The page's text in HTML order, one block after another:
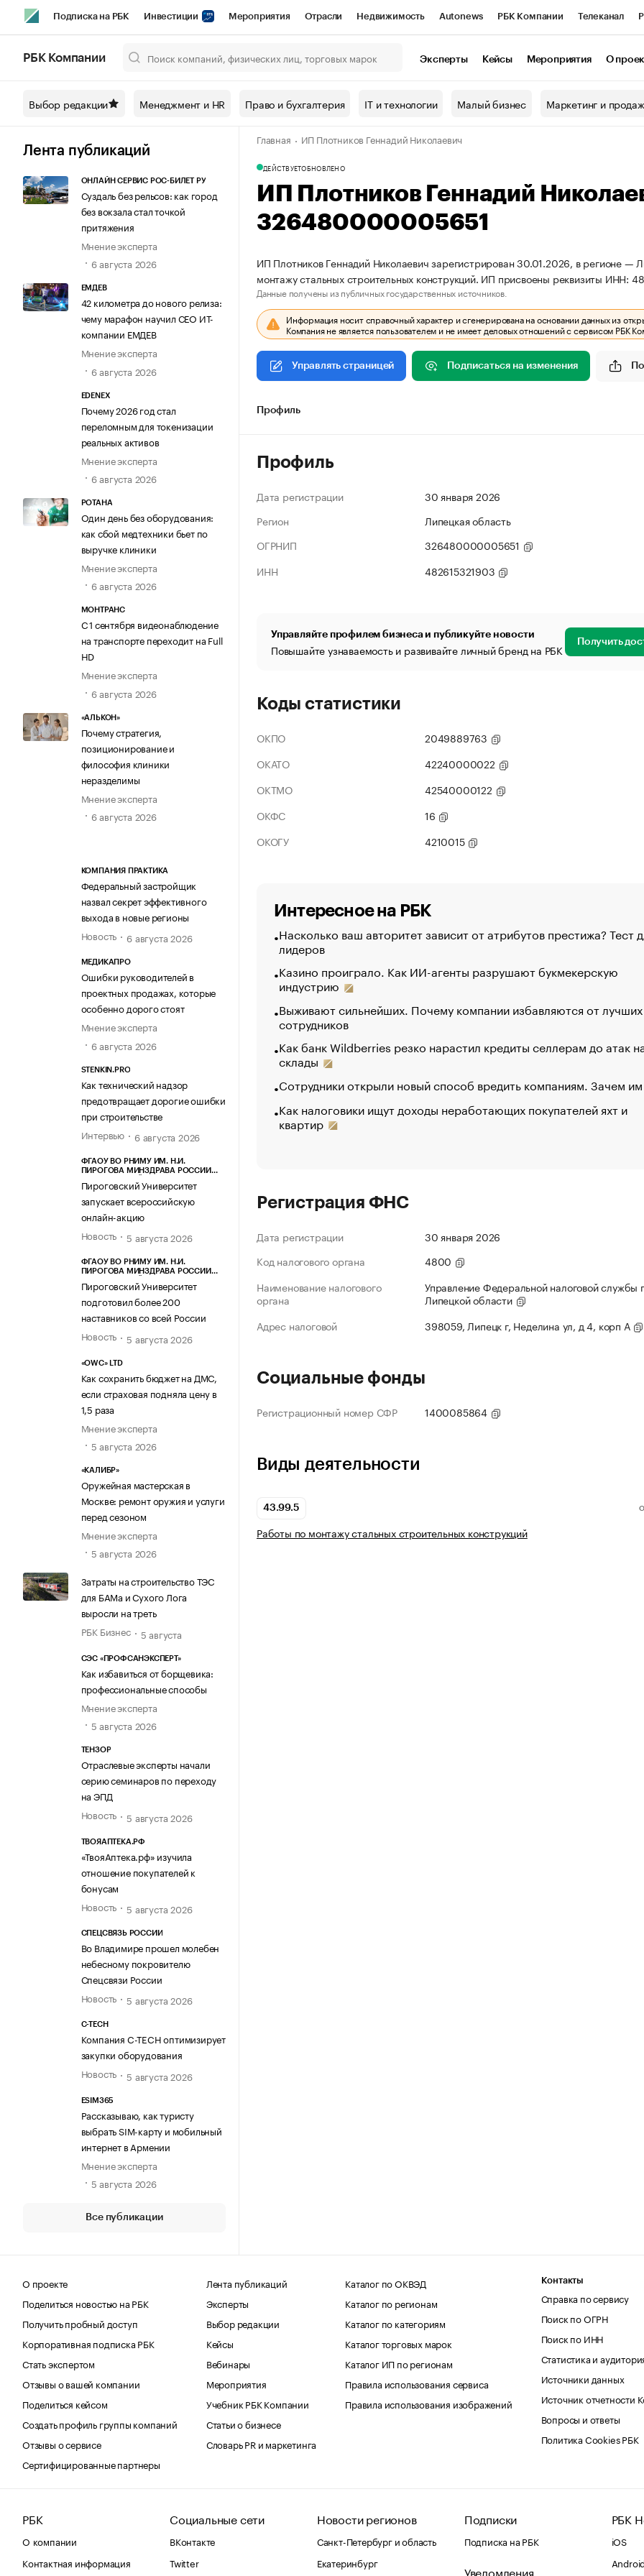
Подписка на РБК Инвестиции Мероприятия Отрасли Недвижимость Autonews РБК Компании Телеканал
Спецпроекты СПб Конференции СПб Спецпроекты Проверка контрагентов
Технологии и медиа Рынок наличной валюты
РБК Компании Эксперты Кейсы Мероприятия О
Выбор редакции Менеджмент и HR Право и бухгалтерия IT и технологии Малый бизнес Маркетинг и
Лента публикаций
ОНЛАЙН СЕРВИС РОС-БИЛЕТ РУ
Суздаль без рельсов: как город
без вокзала стал точкой
притяжения
Мнение эксперта
6 августа 2026
ЕМДЕВ
42 километра до нового релиза:
чему марафон научил СЕО ИТ-
компании ЕМДЕВ
Мнение эксперта
6 августа 2026
EDENEX
Почему 2026 год стал
переломным для токенизации
реальных активов
Мнение эксперта
6 августа 2026
РОТАНА
Один день без оборудования:
как сбой медтехники бьет по
выручке клиники
Мнение эксперта
6 августа 2026
МОНТРАНС
С 1 сентября видеонаблюдение
на транспорте переходит на Full
HD
Мнение эксперта
6 августа 2026
«АЛЬКОН»
Почему стратегия,
позиционирование и
философия клиники
неразделимы
Мнение эксперта
6 августа 2026
КОМПАНИЯ ПРАКТИКА
Федеральный застройщик
назвал секрет эффективного
выхода в новые регионы
Новость
6 августа 2026
МЕДИКАПРО
Ошибки руководителей в
проектных продажах, которые
особенно дорого стоят
Мнение эксперта
6 августа 2026
STENKIN.PRO
Как технический надзор
предотвращает дорогие ошибки
при строительстве
Интервью
6 августа 2026
ФГАОУ ВО РНИМУ ИМ. Н.И.
ПИРОГОВА МИНЗДРАВА РОССИИ
Пироговский Университет
запускает всероссийскую
онлайн-акцию
Новость
5 августа 2026
ФГАОУ ВО РНИМУ ИМ. Н.И.
ПИРОГОВА МИНЗДРАВА РОССИИ
Пироговский Университет
подготовил более 200
наставников со всей России
Новость
5 августа 2026
«OWC» LTD
Как сохранить бюджет на ДМС,
если страховая подняла цену в
1,5 раза
Мнение эксперта
5 августа 2026
«КАЛИБР»
Оружейная мастерская в
Москве: ремонт оружия и услуги
перед сезоном
Мнение эксперта
5 августа 2026
Затраты на строительство ТЭС
для БАМа и Сухого Лога
выросли на треть
РБК Бизнес
5 августа
СЭС «ПРОФСАНЭКСПЕРТ»
Как избавиться от борщевика:
профессиональные способы
Мнение эксперта
5 августа 2026
ТЕНЗОР
Отраслевые эксперты начали
серию семинаров по переходу
на ЭПД
Новость
5 августа 2026
ТВОЯАПТЕКА.РФ
«ТвояАптека.рф» изучила
отношение покупателей к
бонусам
Новость
5 августа 2026
СПЕЦСВЯЗЬ РОССИИ
Во Владимире прошел молебен
небесному покровителю
Спецсвязи России
Новость
5 августа 2026
C-TECH
Компания C-TECH оптимизирует
закупки оборудования
Новость
5 августа 2026
ESIM365
Рассказываю, как туристу
выбрать SIM-карту и мобильный
интернет в Армении
Мнение эксперта
5 августа 2026
Все публикации
Главная ИП Плотников Геннадий Николаевич
ДЕЙСТВУЕТОБНОВЛЕНО
ИП Плотников Геннадий
326480000005651
ИП Плотников Геннадий Николаевич зарегистрирован 30.01.2026, в регионе —
монтажу стальных строительных конструкций. ИП присвоены реквизиты
Данные получены из публичных государственных источников.
Информация носит справочный характер и сгенерирована на основании данных из
Компания не является пользователем и не имеет деловых отношений с сервисом РБК
Управлять страницей Подписаться на изменения
Профиль
Профиль
Дата регистрации
30 января 2026
Регион
Липецкая область
ОГРНИП
326480000005651
ИНН
482615321903
Управляйте профилем бизнеса и публикуйте новости
Повышайте узнаваемость и развивайте личный бренд на РБК Получить
Коды статистики
ОКПО
2049889763
ОКАТО
42240000022
ОКТМО
42540000122
ОКФС
16
ОКОГУ
4210015
Интересное на РБК
Насколько ваш авторитет зависит от атрибутов престижа? Тест
лидеров
Казино проиграло. Как ИИ-агенты разрушают букмекерскую
индустрию
Выживают сильнейших. Почему компании избавляются от лучших
сотрудников
Как банк Wildberries резко нарастил кредиты селлерам до атак
склады
Сотрудники открыли новый способ вредить компаниям. Зачем
Как налоговики ищут доходы неработающих покупателей яхт и
квартир
Регистрация ФНС
Дата регистрации
30 января 2026
Код налогового органа
4800
Наименование налогового
органа
Управление Федеральной налоговой службы
Липецкой области
Адрес налоговой
398059, Липецк г, Неделина ул, д 4, корп А
Социальные фонды
Регистрационный номер СФР 1400085864
Виды деятельности
43.99.5
Работы по монтажу стальных строительных конструкций
О проекте
Поделиться новостью на РБК
Получить пробный доступ
Корпоративная подписка РБК
Стать экспертом
Отзывы о вашей компании
Поделиться кейсом
Создать профиль группы компаний
Отзывы о сервисе
Сертифицированные партнеры
Лента публикаций
Эксперты
Выбор редакции
Кейсы
Вебинары
Мероприятия
Учебник РБК Компании
Статьи о бизнесе
Словарь PR и маркетинга
Каталог по ОКВЭД
Каталог по регионам
Каталог по категориям
Каталог торговых марок
Каталог ИП по регионам
Правила использования сервиса
Правила использования изображений
Контакты
Справка по сервису
Поиск по ОГРН
Поиск по ИНН
Статистика и
Источники данных
Источник отчетности
Вопросы и ответы
Политика Cookies РБК
РБК
О компании
Контактная информация
Социальные сети
ВКонтакте
Twitter
Новости регионов
Санкт-Петербург и область
Екатеринбург
Подписки
Подписка на РБК
Уведомления
РБК
iOS